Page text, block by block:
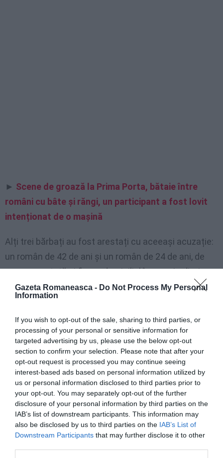
Gazeta Romaneasca - Do Not Process My Personal
Information
If you wish to opt-out of the sale, sharing to third parties, or
processing of your personal or sensitive information for
targeted advertising by us, please use the below opt-out
section to confirm your selection. Please note that after your
opt-out request is processed you may continue seeing
interest-based ads based on personal information utilized by
us or personal information disclosed to third parties prior to
your opt-out. You may separately opt-out of the further
disclosure of your personal information by third parties on the
IAB’s list of downstream participants. This information may
also be disclosed by us to third parties on the IAB’s List of
Downstream Participants that may further disclose it to other
► Scene de groază la Prima Porta, bătaie între
români cu bâte și răngi, un participant a fost lovit
intenționat de o mașină
Alți trei bărbați au fost arestați cu aceeași acuzație:
un român de 42 de ani și un român de 24 de ani, de
asemenea tată și fiu, cu domiciliul în zona Lodi, și un
al conațional în vârstă de 28 de ani, care locuiește în
Melegnano, în zona Milano. Denunțurile și arestările
au fost făcute după ce polițiștii au analizat imaginile
de pe camerele de supraveghere video ale barului
unde s-au produs violența. În timpul luptei, conform
celor reconstruite, s-a folosit un topor, o nivelă de
zidar, precum și bucăți de mobilier din local și o bară
metalică, relateazăMilano Today.
Cele trei arestări au fost validate de instanța Lodi,
care a dispus arest la domiciliu pentru tatăl, fiul și